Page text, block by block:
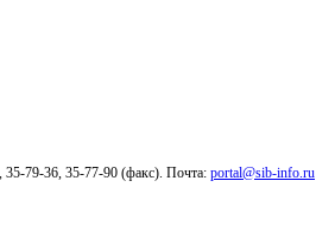
35-79-36, 35-77-90 (факс). Почта: portal@sib-info.ru